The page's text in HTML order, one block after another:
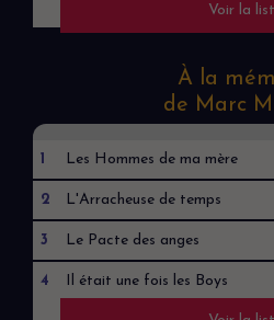
Voir la
À la
de Marc
1 Les Hommes de ma mère
2 L'Arracheuse de temps
3 Le Pacte des anges
4 Il était une fois les Boys